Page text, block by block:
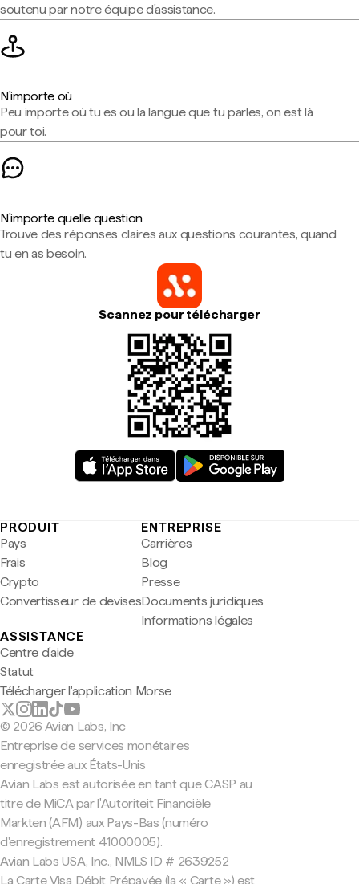
soutenu par notre équipe d'assistance.
N'importe où
Peu importe où tu es ou la langue que tu parles, on est là
pour toi.
N'importe quelle question
Trouve des réponses claires aux questions courantes, quand
tu en as besoin.
Scannez pour télécharger
PRODUIT
Pays
Frais
Crypto
Convertisseur de devises
ENTREPRISE
Carrières
Blog
Presse
Documents juridiques
Informations légales
ASSISTANCE
Centre d'aide
Statut
Télécharger l'application Morse
© 2026 Avian Labs, Inc
Entreprise de services monétaires
enregistrée aux États-Unis
Avian Labs est autorisée en tant que CASP au
titre de MiCA par l'Autoriteit Financiële
Markten (AFM) aux Pays-Bas (numéro
d'enregistrement 41000005).
Avian Labs USA, Inc., NMLS ID # 2639252
La Carte Visa Débit Prépayée (la « Carte ») est